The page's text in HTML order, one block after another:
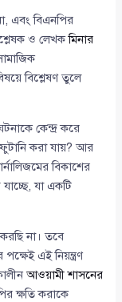
এবং বিএনপির
ও লেখকমিনার
বিশ্লেষণ তুলে
কেন্দ্র করে
ফুটানি করা যায়? আর
বিকাশের
যা একটি
করছি না। তবে
এই নিয়ন্ত্রণ
আওয়ামী শাসনের
ক্ষতি করাকে